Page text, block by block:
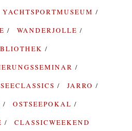
YACHTSPORTMUSEUM
WANDERJOLLE
JARRO
OSTSEEPOKAL
CLASSICWEEKEND